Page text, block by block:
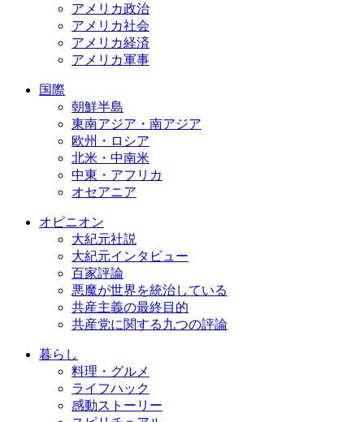
アメリカ政治
アメリカ社会
アメリカ経済
アメリカ軍事
国際
朝鮮半島
東南アジア・南アジア
欧州・ロシア
北米・中南米
中東・アフリカ
オセアニア
オピニオン
大紀元社説
大紀元インタビュー
百家評論
悪魔が世界を統治している
共産主義の最終目的
共産党に関する九つの評論
暮らし
料理・グルメ
ライフハック
感動ストーリー